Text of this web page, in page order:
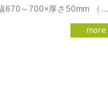
670～700×厚さ50mm （…